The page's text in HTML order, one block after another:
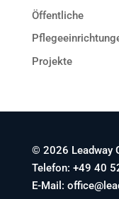
Öffentliche
Projekte
© 2026 Leadway
Telefon: +49 40
E-Mail: